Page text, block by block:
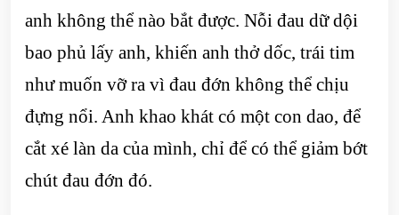
anh không thể nào bắt được. Nỗi đau dữ dội
bao phủ lấy anh, khiến anh thở dốc, trái tim
như muốn vỡ ra vì đau đớn không thể chịu
đựng nổi. Anh khao khát có một con dao, để
cắt xé làn da của mình, chỉ để có thể giảm bớt
chút đau đớn đó.